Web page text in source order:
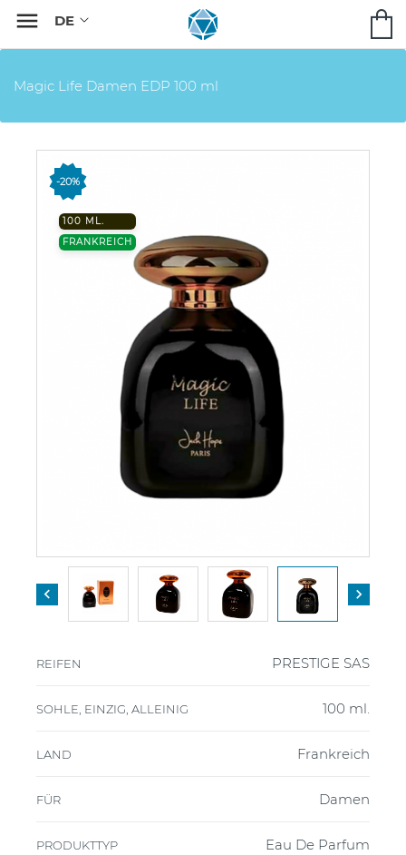

Magic Life Damen EDP 100 ml
-20%
100 ML.
FRANKREICH
 
REIFEN PRESTIGE SAS
SOHLE, EINZIG, ALLEINIG 100 ml.
LAND Frankreich
FÜR Damen
PRODUKTTYP Eau De Parfum